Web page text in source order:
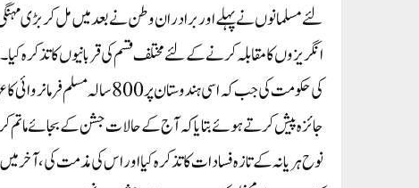
لئے مسلمانوں نے پہلے اور برادران وطن نے بعد میں مل کر بڑی
کی حکومت کی جب کہ اسی
جائزہ پیش کرتے ہوئے بتایا کہ آج کے حالات جشن کے بجائے
نوح ہریانہ کے تازہ فسادات کا تذکرہ کیا اوراس کی مذمت کی، آخر میں